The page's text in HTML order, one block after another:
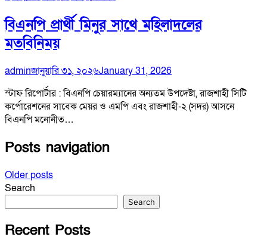
বিএনপি প্রার্থী মিনুর সাথে মহিলাদলের
মতবিনিময়
adminজানুয়ারি ৩১, ২০২৬January 31, 2026
স্টাফ রিপোর্টার : বিএনপি চেয়ারম্যানের অন্যতম উপদেষ্টা, রাজশাহী সিটি
কর্পোরেশনের সাবেক মেয়র ও এমপি এবং রাজশাহী-২ (সদর) আসনে
বিএনপি মনোনীত…
Posts navigation
Older posts
Search
Search
Recent Posts